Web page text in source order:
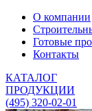
О компании
Готовые
Контакты
КАТАЛОГ
ПРОДУКЦИИ
(495) 320-02-01